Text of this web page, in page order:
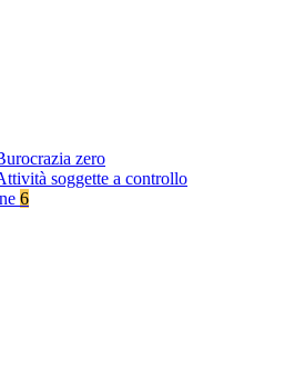
zero
soggette a controllo
6